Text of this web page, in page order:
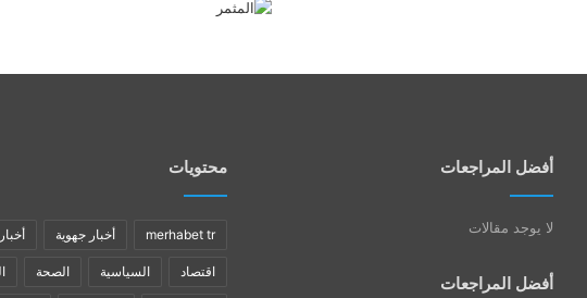
أفضل المراجعات
لا يوجد مقالات
أفضل المراجعات
محتويات
merhabet tr أخبار جهوية
اقتصاد السياسية الصحة